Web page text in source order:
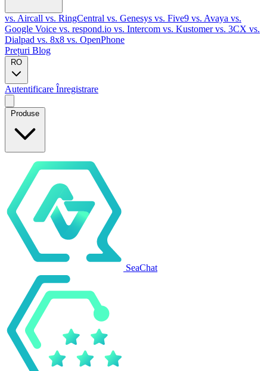
vs. Aircall vs. RingCentral vs. Genesys vs. Five9 vs. Avaya vs.
Google Voice vs. respond.io vs. Intercom vs. Kustomervs. 3CX vs.
Dialpad vs. 8x8 vs. OpenPhone
Prețuri Blog
RO
Autentificare Înregistrare
Produse
SeaChat